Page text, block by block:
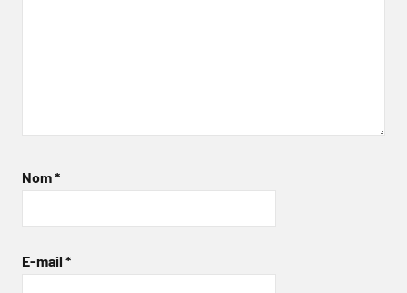
Nom*
E-mail *